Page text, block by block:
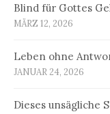
Blind für Gottes
MÄRZ 12, 2026
Leben ohne
JANUAR 24, 2026
Dieses unsägliche